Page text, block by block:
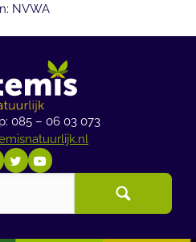
NVWA
085 – 06 03 073